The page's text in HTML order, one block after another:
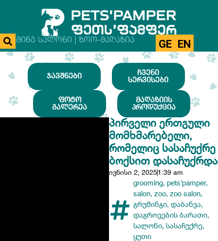
ᲒᲠᲣᲛᲘᲜᲒ ᲡᲐᲚᲝᲜᲘ | ᲖᲝᲝ-ᲛᲐᲦᲐᲖᲘᲐ GE EN
ᲯᲐᲕᲨᲜᲔᲑᲘ
ᲩᲕᲔᲜᲘ
ᲡᲔᲠᲕᲘᲡᲔᲑᲘ
ᲤᲝᲢᲝ
ᲒᲐᲚᲔᲠᲔᲐ
ᲛᲐᲦᲐᲖᲘᲘᲡ
ᲞᲠᲝᲓᲣᲥᲪᲘᲐ
ᲞᲘᲠᲕᲔᲚᲘ ᲔᲠᲗᲒᲣᲚᲘ
ᲛᲝᲛᲮᲛᲐᲠᲔᲑᲔᲚᲘ,
ᲠᲝᲛᲔᲚᲘᲪ ᲡᲐᲡᲐᲩᲣᲥᲠᲔ
ᲑᲝᲥᲡᲘᲗ ᲓᲐᲡᲐᲩᲣᲥᲠᲓᲐ
ივნისი 2, 20251:39 am
grooming, pets'pamper,
salon, zoo, zoo salon,
გრუმინგი, დაბანვა,
დაგროვების ბარათი,
სალონი, სასაჩუქრე,
ყუთი